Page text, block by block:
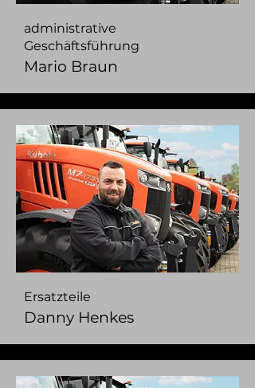
administrative
Geschäftsführung
Mario Braun
Ersatzteile
Danny Henkes